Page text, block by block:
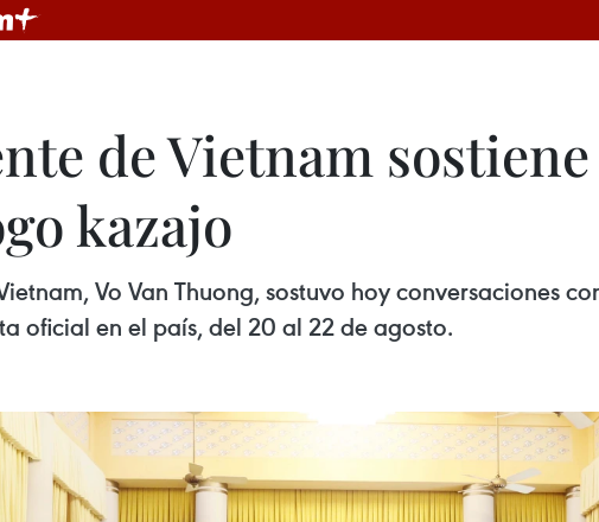
de Vietnam
kazajo
Vo Van Thuong, sostuvo hoy conversaciones
oficial en el país, del 20 al 22 de agosto.